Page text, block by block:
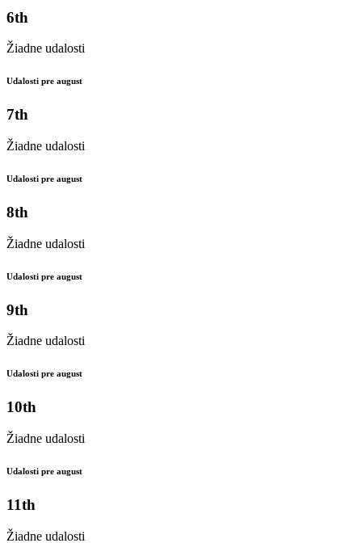
6th
Žiadne udalosti
Udalosti pre august
7th
Žiadne udalosti
Udalosti pre august
8th
Žiadne udalosti
Udalosti pre august
9th
Žiadne udalosti
Udalosti pre august
10th
Žiadne udalosti
Udalosti pre august
11th
Žiadne udalosti